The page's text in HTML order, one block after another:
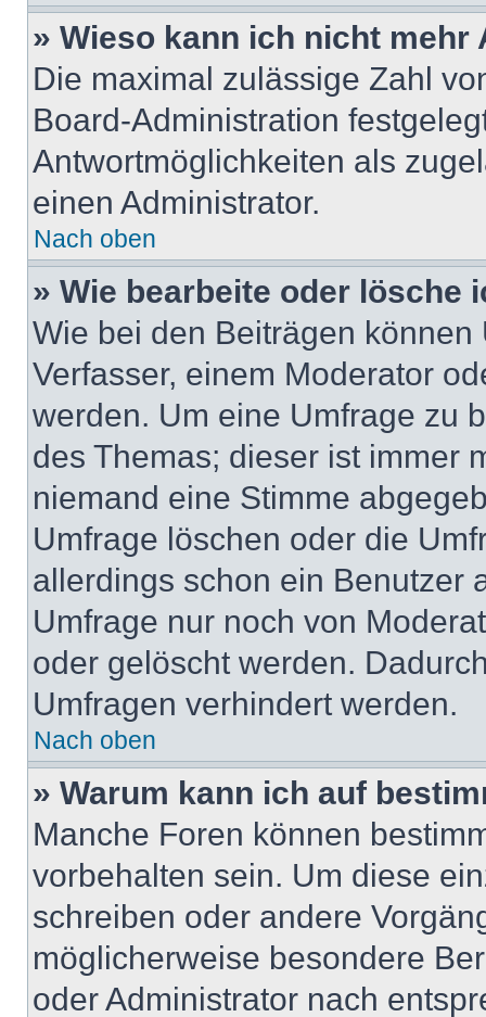
» Wieso kann ich nicht
Die maximal zulässige Zahl
Board-Administration
Antwortmöglichkeiten als
einen Administrator.
Nach oben
» Wie bearbeite oder lösche
Wie bei den Beiträgen
Verfasser, einem Moderator
werden. Um eine Umfrage zu
des Themas; dieser ist immer
niemand eine Stimme
Umfrage löschen oder die
allerdings schon ein Benutzer
Umfrage nur noch von
oder gelöscht werden.
Umfragen verhindert werden.
Nach oben
» Warum kann ich auf
Manche Foren können
vorbehalten sein. Um diese
schreiben oder andere
möglicherweise besondere
oder Administrator nach